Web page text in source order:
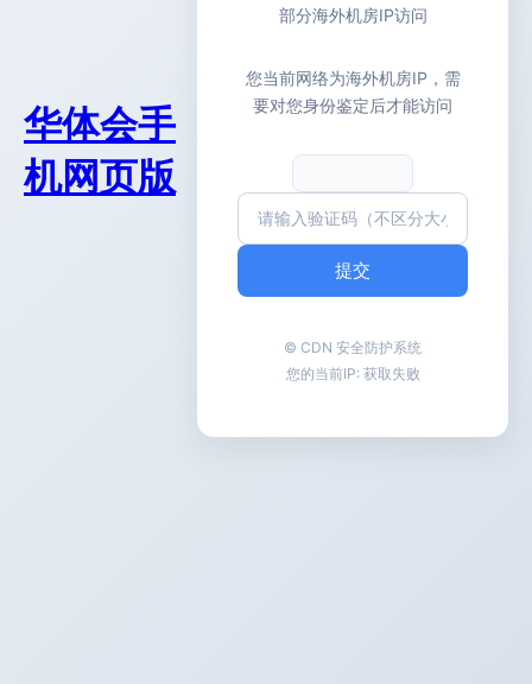
华体会手
机网页版
部分海外机房IP访问
您当前网络为海外机房IP，需
要对您身份鉴定后才能访问
提交
© CDN 安全防护系统
您的当前IP: 获取失败